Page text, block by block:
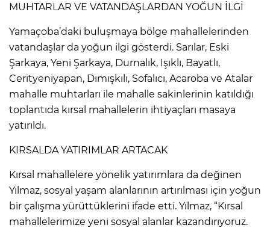
MUHTARLAR VE VATANDAŞLARDAN YOĞUN İLGİ
Yamaçoba’daki buluşmaya bölge mahallelerinden
vatandaşlar da yoğun ilgi gösterdi. Sarılar, Eski
Şarkaya, Yeni Şarkaya, Durnalık, Işıklı, Bayatlı,
Cerityeniyapan, Dımışkılı, Sofalıcı, Acaroba ve Atalar
mahalle muhtarları ile mahalle sakinlerinin katıldığı
toplantıda kırsal mahallelerin ihtiyaçları masaya
yatırıldı.
KIRSALDA YATIRIMLAR ARTACAK
Kırsal mahallelere yönelik yatırımlara da değinen
Yılmaz, sosyal yaşam alanlarının artırılması için yoğun
bir çalışma yürüttüklerini ifade etti. Yılmaz, “Kırsal
mahallelerimize yeni sosyal alanlar kazandırıyoruz.